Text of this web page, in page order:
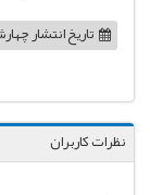
تاریخ انتشارچهارشنبه 22
نظرات کاربران